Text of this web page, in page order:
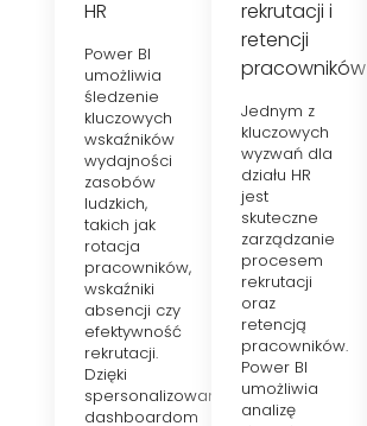
HR
Power BI
umożliwia
śledzenie
kluczowych
wskaźników
wydajności
zasobów
ludzkich,
takich jak
rotacja
pracowników,
wskaźniki
absencji czy
efektywność
rekrutacji.
Dzięki
spersonalizowanym
dashboardom
rekrutacji i
retencji
pracowników
Jednym z
kluczowych
wyzwań dla
działu HR
jest
skuteczne
zarządzanie
procesem
rekrutacji
oraz
retencją
pracowników.
Power BI
umożliwia
analizę